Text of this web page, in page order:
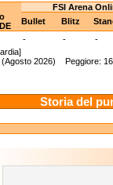
FSI Arena
Bullet Blitz
- -
-
(Agosto 2026) Peggiore:
Storia del